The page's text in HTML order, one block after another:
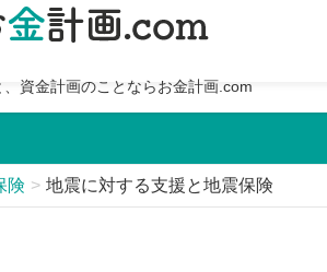
、資金計画のことならお金計画.com
険 地震に対する支援と地震保険